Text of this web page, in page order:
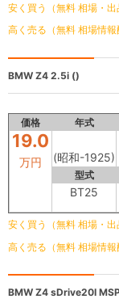
安く買う（無料 相場・出
高く売る（無料 相場情報
BMW Z4 2.5i ()
価格 年式
19.0
万円 (昭和-1925)
型式
BT25
安く買う（無料 相場・出
高く売る（無料 相場情報
BMW Z4 sDrive20I